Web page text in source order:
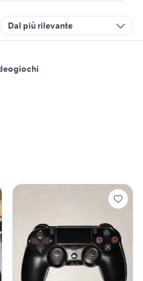
Dal più rilevante